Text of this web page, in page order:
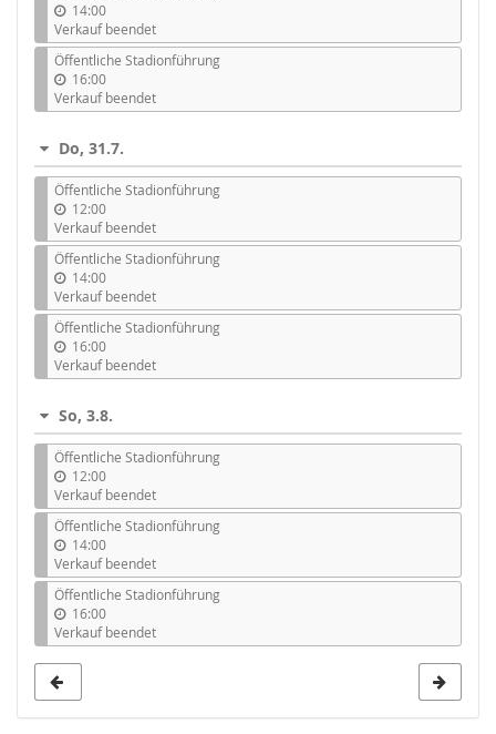
14:00
Verkauf beendet
Öffentliche Stadionführung
16:00
Verkauf beendet
Do, 31.7.
Öffentliche Stadionführung
12:00
Verkauf beendet
Öffentliche Stadionführung
14:00
Verkauf beendet
Öffentliche Stadionführung
16:00
Verkauf beendet
So, 3.8.
Öffentliche Stadionführung
12:00
Verkauf beendet
Öffentliche Stadionführung
14:00
Verkauf beendet
Öffentliche Stadionführung
16:00
Verkauf beendet